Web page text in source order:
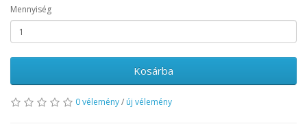
Mennyiség
Kosárba
0 vélemény/ új vélemény